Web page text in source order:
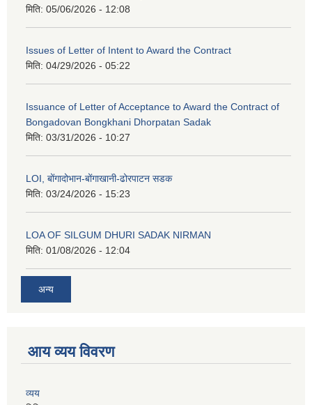
मिति: 05/06/2026 - 12:08
Issues of Letter of Intent to Award the Contract
मिति: 04/29/2026 - 05:22
Issuance of Letter of Acceptance to Award the Contract of
Bongadovan Bongkhani Dhorpatan Sadak
मिति: 03/31/2026 - 10:27
LOI, बोंगादोभान-बोंगाखानी-ढोरपाटन सडक
मिति: 03/24/2026 - 15:23
LOA OF SILGUM DHURI SADAK NIRMAN
मिति: 01/08/2026 - 12:04
अन्य
आय व्यय विवरण
व्यय